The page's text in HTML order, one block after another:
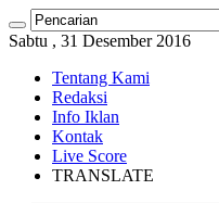
Sabtu , 31 Desember 2016
Tentang Kami
Redaksi
Info Iklan
Kontak
Live Score
TRANSLATE